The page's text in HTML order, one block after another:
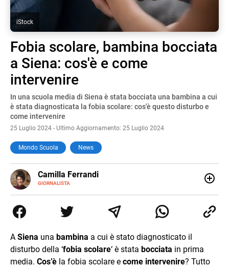
iStock
Fobia scolare, bambina bocciata
a Siena: cos'è e come
intervenire
In una scuola media di Siena è stata bocciata una bambina a cui
è stata diagnosticata la fobia scolare: cos'è questo disturbo e
come intervenire
25 Luglio 2024 - Ultimo Aggiornamento: 25 Luglio 2024
Mondo Scuola News
Camilla Ferrandi
GIORNALISTA
E-
MAIL
LINKEDIN
di trasformare la passione per la scrittura in un lavoro, e
da lì non mi sono più fermata. L’attualità è il mio pane
mente.
A Siena una bambina a cui è stato diagnosticato il
disturbo della ‘fobia scolare‘ è stata bocciata in prima
media. Cos’è la fobia scolare e come intervenire? Tutto